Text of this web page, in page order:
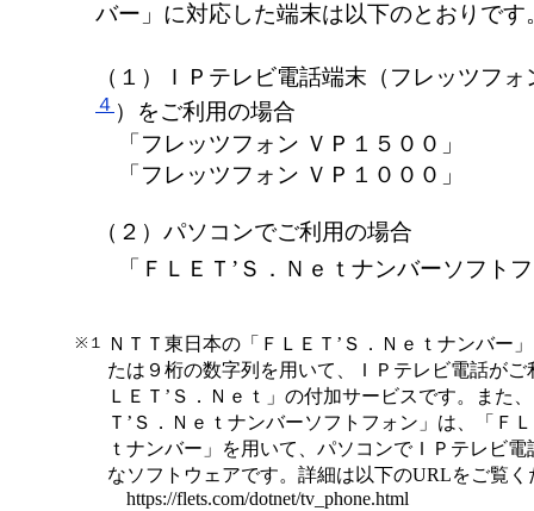
バー」に対応した端末は以下のとおりです
（１）ＩＰテレビ電話端末（フレッツフ
４ ）をご利用の場合
「フレッツフォン ＶＰ１５００」
「フレッツフォン ＶＰ１０００」
（２）パソコンでご利用の場合
「ＦＬＥＴ’Ｓ．Ｎｅｔナンバーソフト
※１
ＮＴＴ東日本の「ＦＬＥＴ’Ｓ．Ｎｅｔナンバー
たは９桁の数字列を用いて、ＩＰテレビ電話がご
ＬＥＴ’Ｓ．Ｎｅｔ」の付加サービスです。また
Ｔ’Ｓ．Ｎｅｔナンバーソフトフォン」は、「Ｆ
ｔナンバー」を用いて、パソコンでＩＰテレビ
なソフトウェアです。詳細は以下のURLをご覧く
https://flets.com/dotnet/tv_phone.html